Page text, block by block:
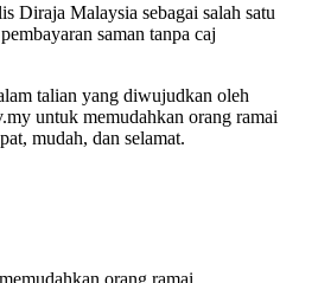
Diraja Malaysia sebagai salah satu
saman tanpa caj
talian yang diwujudkan oleh
untuk memudahkan orang ramai
mudah, dan selamat.
orang ramai